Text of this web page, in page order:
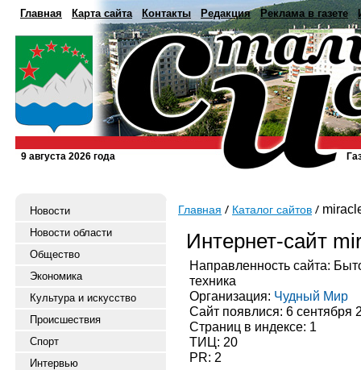
Главная Карта сайта Контакты Редакция Реклама в газете
9 августа 2026 года
Новости
Новости области
Общество
Экономика
Культура и искусство
Происшествия
Спорт
Интервью
Главная Каталог сайтов
Интернет-сайт
Направленность сайта:
техника
Организация: Чудный Мир
Сайт появлися: 6 сентября
Страниц в индексе: 1
ТИЦ: 20
PR: 2